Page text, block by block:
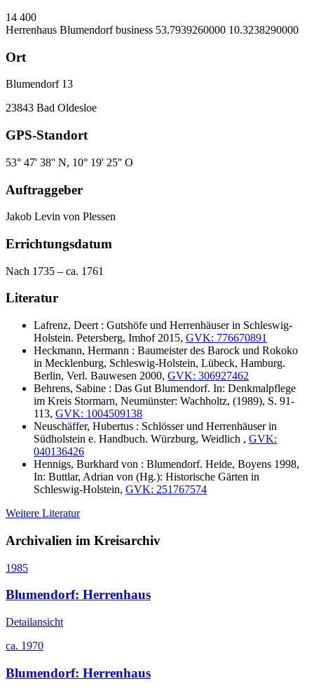
14 400
Herrenhaus Blumendorf business 53.7939260000 10.3238290000
Ort
Blumendorf 13
23843 Bad Oldesloe
GPS-Standort
53° 47' 38'' N, 10° 19' 25'' O
Auftraggeber
Jakob Levin von Plessen
Errichtungsdatum
Nach 1735 – ca. 1761
Literatur
Lafrenz, Deert : Gutshöfe und Herrenhäuser in Schleswig-
Holstein. Petersberg, Imhof 2015, GVK: 776670891
Heckmann, Hermann : Baumeister des Barock und Rokoko
in Mecklenburg, Schleswig-Holstein, Lübeck, Hamburg.
Berlin, Verl. Bauwesen 2000, GVK: 306927462
Behrens, Sabine : Das Gut Blumendorf. In: Denkmalpflege
im Kreis Stormarn, Neumünster: Wachholtz, (1989), S. 91-
113, GVK: 1004509138
Neuschäffer, Hubertus : Schlösser und Herrenhäuser in
Südholstein e. Handbuch. Würzburg, Weidlich , GVK:
040136426
Hennigs, Burkhard von : Blumendorf. Heide, Boyens 1998,
In: Buttlar, Adrian von (Hg.): Historische Gärten in
Schleswig-Holstein, GVK: 251767574
Weitere Literatur
Archivalien im Kreisarchiv
1985
Blumendorf: Herrenhaus
Detailansicht
ca. 1970
Blumendorf: Herrenhaus